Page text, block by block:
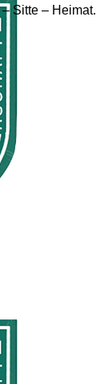
Sitte – Heimat.